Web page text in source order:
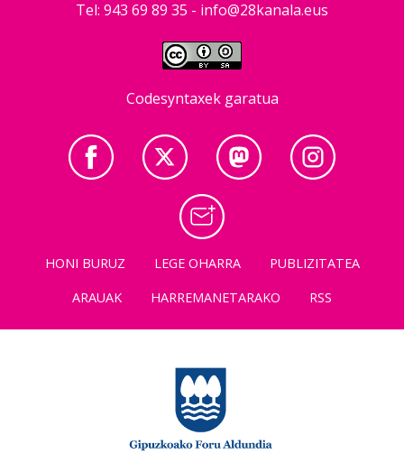
Tel: 943 69 89 35 - info@28kanala.eus
Codesyntaxek garatua
HONI BURUZ LEGE OHARRA
PUBLIZITATEA
ARAUAK
HARREMANETARAKO RSS